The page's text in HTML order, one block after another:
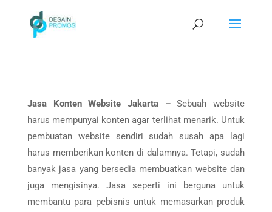
Jasa Konten Website Jakarta –Sebuah website
harus mempunyai konten agar terlihat menarik. Untuk
pembuatan website sendiri sudah susah apa lagi
harus memberikan konten di dalamnya. Tetapi, sudah
banyak jasa yang bersedia membuatkan website dan
juga mengisinya. Jasa seperti ini berguna untuk
membantu para pebisnis untuk memasarkan produk